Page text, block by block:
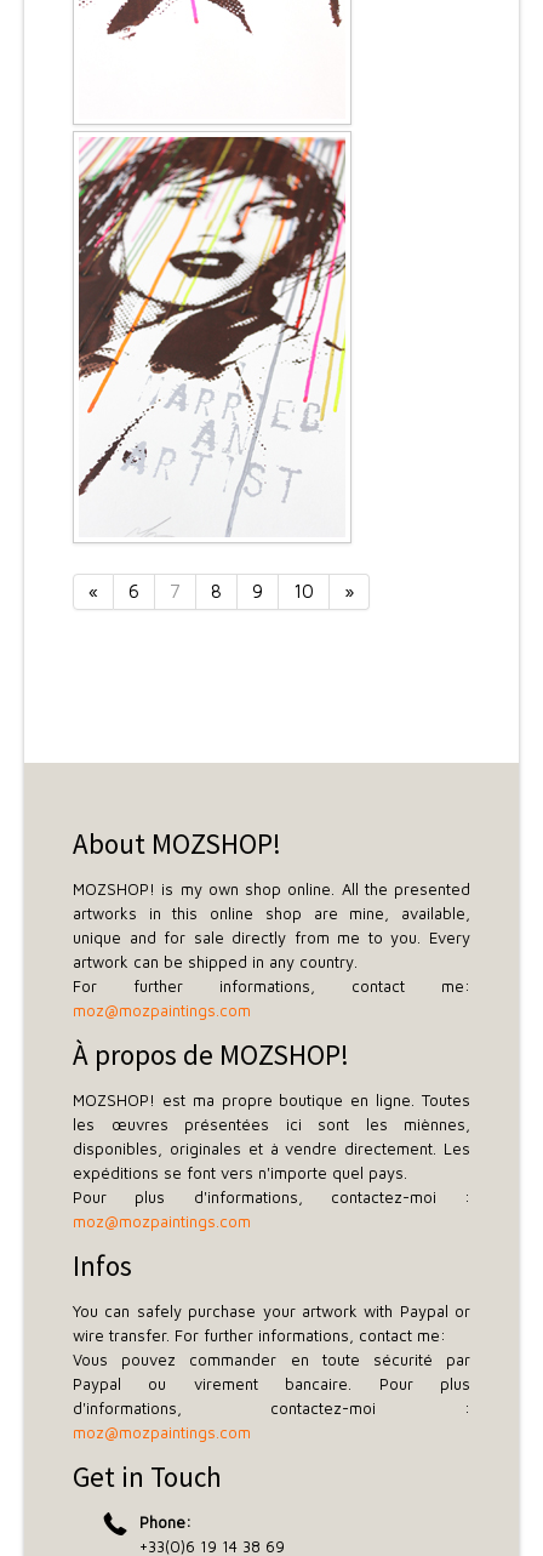
« 6 7 8 9 10 »
About MOZSHOP!
MOZSHOP! is my own shop online. All the presented
artworks in this online shop are mine, available,
unique and for sale directly from me to you. Every
artwork can be shipped in any country.
For further informations, contact me:
moz@mozpaintings.com
À propos de MOZSHOP!
MOZSHOP! est ma propre boutique en ligne. Toutes
les œuvres présentées ici sont les miènnes,
disponibles, originales et à vendre directement. Les
expéditions se font vers n'importe quel pays.
Pour plus d'informations, contactez-moi :
moz@mozpaintings.com
Infos
You can safely purchase your artwork with Paypal or
wire transfer. For further informations, contact me:
Vous pouvez commander en toute sécurité par
Paypal ou virement bancaire. Pour plus
d'informations, contactez-moi :
moz@mozpaintings.com
Get in Touch
Phone:
+33(0)6 19 14 38 69